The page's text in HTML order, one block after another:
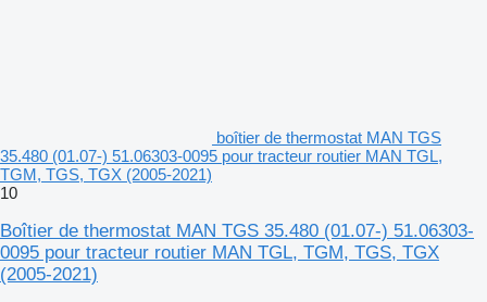
boîtier de thermostat MAN TGS
35.480 (01.07-) 51.06303-0095 pour tracteur routier MAN TGL,
TGM, TGS, TGX (2005-2021)
10
Boîtier de thermostat MAN TGS 35.480 (01.07-) 51.06303-
0095 pour tracteur routier MAN TGL, TGM, TGS, TGX
(2005-2021)